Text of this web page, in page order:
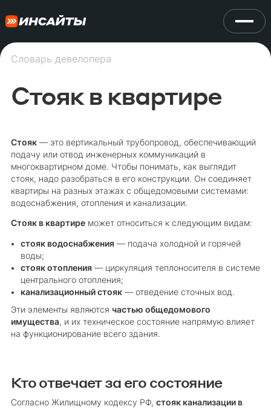
Словарь девелопера
Стояк в квартире
Стояк— это вертикальный трубопровод, обеспечивающий
подачу или отвод инженерных коммуникаций в
многоквартирном доме. Чтобы понимать, как выглядит
стояк, надо разобраться в его конструкции. Он соединяет
квартиры на разных этажах с общедомовыми системами:
водоснабжения, отопления и канализации.
Стояк в квартиреможет относиться к следующим видам:
стояк водоснабжения— подача холодной и горячей
воды;
стояк отопления— циркуляция теплоносителя в системе
центрального отопления;
канализационный стояк— отведение сточных вод.
Эти элементы являются частью общедомового
имущества, и их техническое состояние напрямую влияет
на функционирование всего здания.
Кто отвечает за его состояние
Согласно Жилищному кодексу РФ, стояк канализации в